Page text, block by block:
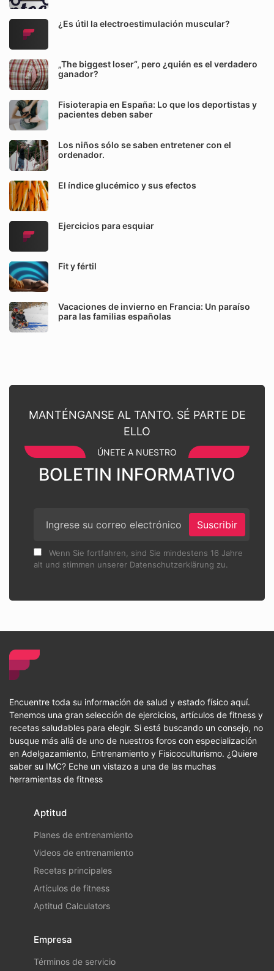
¿Es útil la electroestimulación muscular?
„The biggest loser“, pero ¿quién es el verdadero
ganador?
Fisioterapia en España: Lo que los deportistas y
pacientes deben saber
Los niños sólo se saben entretener con el
ordenador.
El índice glucémico y sus efectos
Ejercicios para esquiar
Fit y fértil
Vacaciones de invierno en Francia: Un paraíso
para las familias españolas
MANTÉNGANSE AL TANTO. SÉ PARTE DE
ELLO
ÚNETE A NUESTRO
BOLETIN INFORMATIVO
Suscribir
Wenn Sie fortfahren, sind Sie mindestens 16 Jahre
alt und stimmen unserer Datenschutzerklärung zu.
Encuentre toda su información de salud y estado físico aquí.
Tenemos una gran selección de ejercicios, artículos de fitness y
recetas saludables para elegir. Si está buscando un consejo, no
busque más allá de uno de nuestros foros con especialización
en Adelgazamiento, Entrenamiento y Fisicoculturismo. ¿Quiere
saber su IMC? Eche un vistazo a una de las muchas
herramientas de fitness
Aptitud
Planes de entrenamiento
Videos de entrenamiento
Recetas principales
Artículos de fitness
Aptitud Calculators
Empresa
Términos de servicio